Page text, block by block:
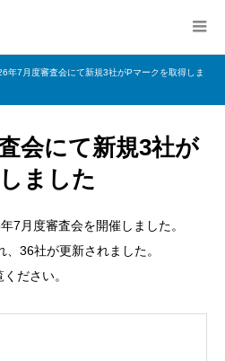
年7月度審査会にて新規3社がPマークを取得しま
会にて新規3社が
ました
7月度審査会を開催しました。
36社が更新されました。
ださい。